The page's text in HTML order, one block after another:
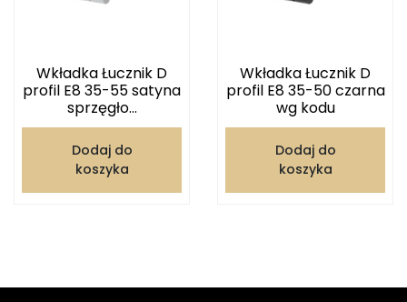
Wkładka Łucznik D
profil E8 35-55 satyna
sprzęgło...
Dodaj do
koszyka
Wkładka Łucznik D
profil E8 35-50 czarna
wg kodu
Dodaj do
koszyka